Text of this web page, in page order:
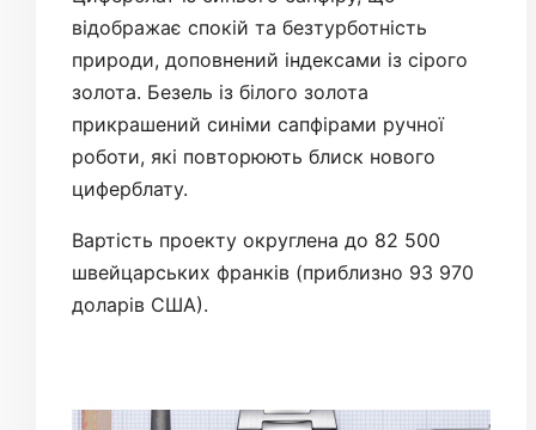
відображає спокій та безтурботність
природи, доповнений індексами із сірого
золота. Безель із білого золота
прикрашений синіми сапфірами ручної
роботи, які повторюють блиск нового
циферблату.
Вартість проекту округлена до 82 500
швейцарських франків (приблизно 93 970
доларів США).